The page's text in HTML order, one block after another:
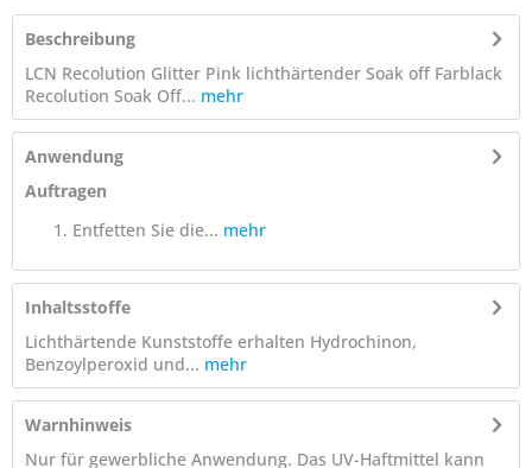
Beschreibung
LCN Recolution Glitter Pink lichthärtender Soak off Farblack
Recolution Soak Off... mehr
Anwendung
Auftragen
Entfetten Sie die... mehr
Inhaltsstoffe
Lichthärtende Kunststoffe erhalten Hydrochinon,
Benzoylperoxid und... mehr
Warnhinweis
Nur für gewerbliche Anwendung. Das UV-Haftmittel kann